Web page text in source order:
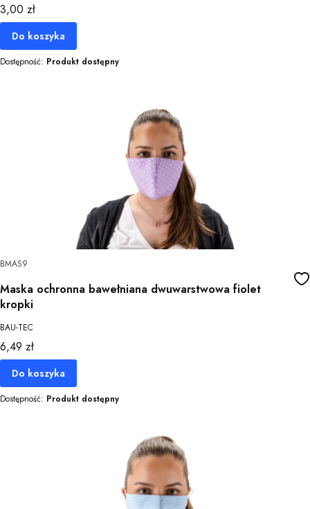
Cena
3,00 zł
Do koszyka
Dostępność: Produkt dostępny
BMAS9
Maska ochronna bawełniana dwuwarstwowa fiolet
kropki
BAU-TEC
Cena
6,49 zł
Do koszyka
Dostępność: Produkt dostępny